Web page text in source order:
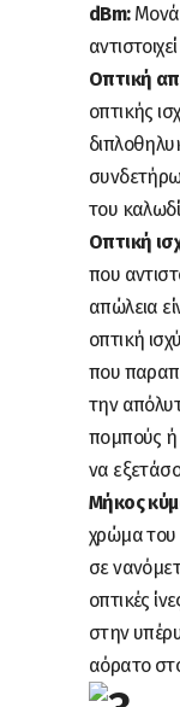
dBm:
Οπτική
οπτικής
του
Οπτική
που
απώλεια
οπτική
που
την
πομπούς ή
να
Μήκος
χρώμα του
σε
οπτικές
στην
αόρατο